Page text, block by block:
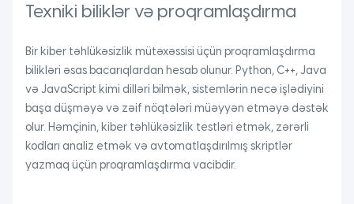
Texniki biliklər və proqramlaşdırma
Bir kiber təhlükəsizlik mütəxəssisi üçün proqramlaşdırma
bilikləri əsas bacarıqlardan hesab olunur. Python, C++, Java
və JavaScript kimi dilləri bilmək, sistemlərin necə işlədiyini
başa düşməyə və zəif nöqtələri müəyyən etməyə dəstək
olur. Həmçinin, kiber təhlükəsizlik testləri etmək, zərərli
kodları analiz etmək və avtomatlaşdırılmış skriptlər
yazmaq üçün proqramlaşdırma vacibdir.